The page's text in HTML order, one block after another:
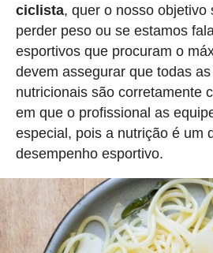
ciclista, quer o nosso objetivo
perder peso ou se estamos
esportivos que procuram o
devem assegurar que todas
nutricionais são corretamente
em que o profissional as
especial, pois a nutrição é um
desempenho esportivo.